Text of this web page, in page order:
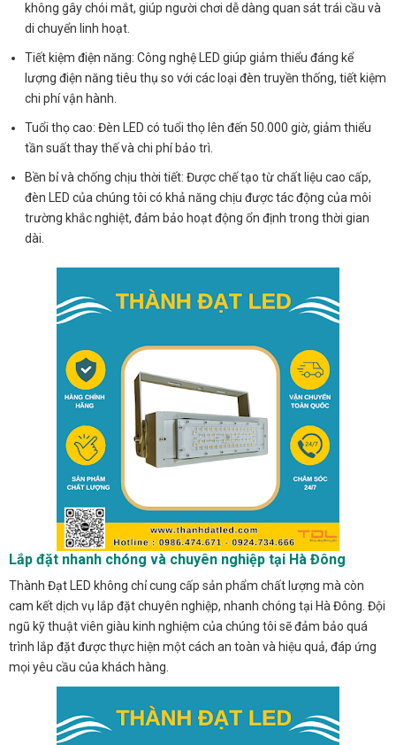
không gây chói mắt, giúp người chơi dễ dàng quan sát trái cầu và
di chuyển linh hoạt.
Tiết kiệm điện năng: Công nghệ LED giúp giảm thiểu đáng kể
lượng điện năng tiêu thụ so với các loại đèn truyền thống, tiết kiệm
chi phí vận hành.
Tuổi thọ cao: Đèn LED có tuổi thọ lên đến 50.000 giờ, giảm thiểu
tần suất thay thế và chi phí bảo trì.
Bền bỉ và chống chịu thời tiết: Được chế tạo từ chất liệu cao cấp,
đèn LED của chúng tôi có khả năng chịu được tác động của môi
trường khắc nghiệt, đảm bảo hoạt động ổn định trong thời gian
dài.
Lắp đặt nhanh chóng và chuyên nghiệp tại Hà Đông
Thành Đạt LED không chỉ cung cấp sản phẩm chất lượng mà còn
cam kết dịch vụ lắp đặt chuyên nghiệp, nhanh chóng tại Hà Đông. Đội
ngũ kỹ thuật viên giàu kinh nghiệm của chúng tôi sẽ đảm bảo quá
trình lắp đặt được thực hiện một cách an toàn và hiệu quả, đáp ứng
mọi yêu cầu của khách hàng.